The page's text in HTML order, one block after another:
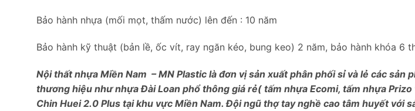
Bảo hành nhựa (mối mọt, thấm nước) lên đến : 10 năm
Bảo hành kỹ thuật (bản lề, ốc vít, ray ngăn kéo, bung keo) 2 năm, bảo hành khóa 6
Nội thất nhựa Miền Nam – MN Plastic là đơn vị sản xuất phân phối sỉ và lẻ các
thương hiệu như nhựa Đài Loan phổ thông giá rẻ( tấm nhựa Ecomi, tấm nhựa
Chin Huei 2.0 Plus tại khu vực Miền Nam. Đội ngũ thợ tay nghề cao tâm huyết với